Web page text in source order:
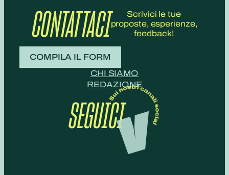
CONTATTACI
Scrivici le tue
proposte, esperienze,
feedback!
COMPILA IL FORM
CHI SIAMO
REDAZIONE
SEGUICI